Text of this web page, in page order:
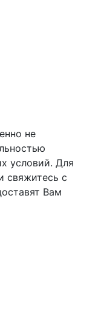
не
условий. Для
свяжитесь с
Вам